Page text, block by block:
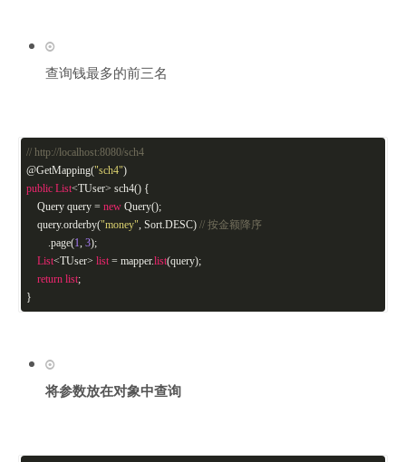
查询钱最多的前三名
// http://localhost:8080/sch4
@GetMapping("sch4")
public List<TUser> sch4() {
Query query = newQuery();
query.orderby("money", Sort.DESC) // 按金额降序
.page(1, 3);
List<TUser> list= mapper.list(query);
return list;
}
将参数放在对象中查询